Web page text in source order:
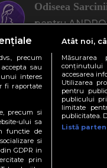
Odiseea
pentru
(Apple)
"Eu, Mamica"
pentru
(Apple)
Calculatoare
Afla data
Sexul
precum
sau
interes
fi raportate
precum si
ului sa
functie de
si
GDPR in
prin
Atât noi,
Măsurarea
conținutului
accesarea
Utilizarea
pentru
publicului
limitate
publicitatea.
Listă